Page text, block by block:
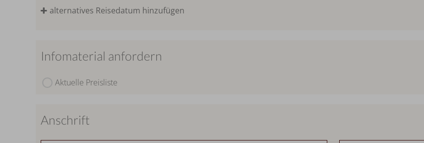
alternatives Reisedatum hinzufügen
Infomaterial anfordern
Aktuelle Preisliste
Anschrift